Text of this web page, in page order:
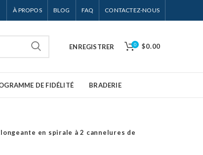
À PROPOS BLOG FAQ CONTACTEZ-NOUS
ENREGISTRER 0 $0.00
DE FIDÉLITÉ BRADERIE
en spirale à 2 cannelures de